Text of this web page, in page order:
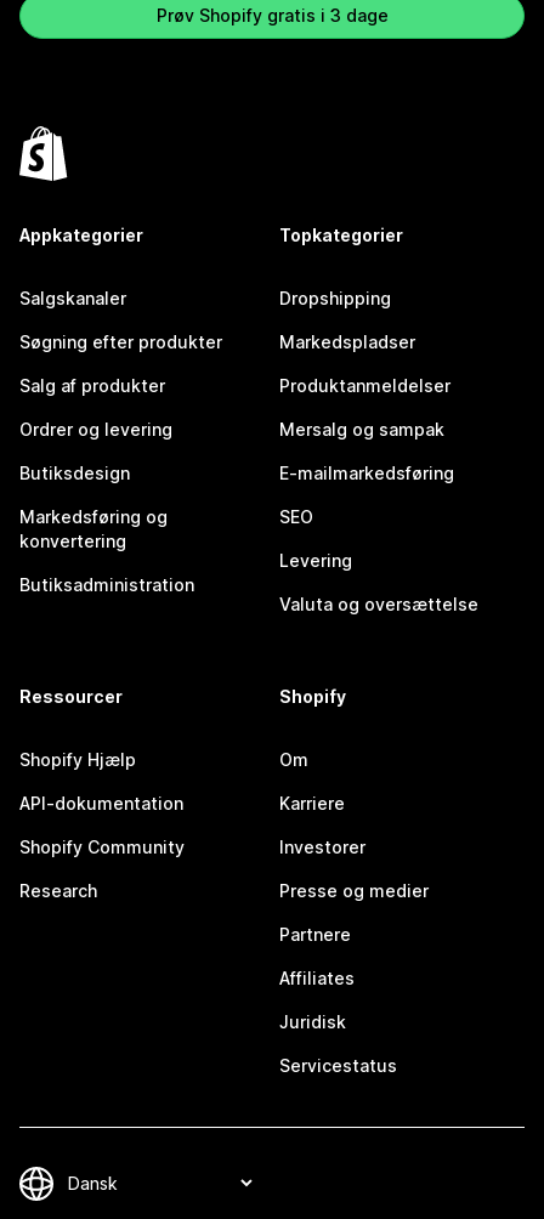
Prøv Shopify gratis i 3 dage
Appkategorier
Salgskanaler
Søgning efter produkter
Salg af produkter
Ordrer og levering
Butiksdesign
Markedsføring og
konvertering
Butiksadministration
Topkategorier
Dropshipping
Markedspladser
Produktanmeldelser
Mersalg og sampak
E-mailmarkedsføring
SEO
Levering
Valuta og oversættelse
Ressourcer
Shopify Hjælp
API-dokumentation
Shopify Community
Research
Shopify
Om
Karriere
Investorer
Presse og medier
Partnere
Affiliates
Juridisk
Servicestatus